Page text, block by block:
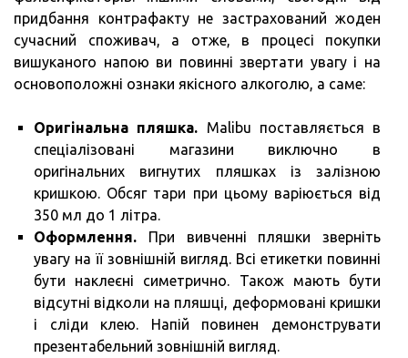
придбання контрафакту не застрахований жоден
сучасний споживач, а отже, в процесі покупки
вишуканого напою ви повинні звертати увагу і на
основоположні ознаки якісного алкоголю, а саме:
Оригінальна пляшка. Malibu поставляється в
спеціалізовані магазини виключно в
оригінальних вигнутих пляшках із залізною
кришкою. Обсяг тари при цьому варіюється від
350 мл до 1 літра.
Оформлення. При вивченні пляшки зверніть
увагу на її зовнішній вигляд. Всі етикетки повинні
бути наклеєні симетрично. Також мають бути
відсутні відколи на пляшці, деформовані кришки
і сліди клею. Напій повинен демонструвати
презентабельний зовнішній вигляд.